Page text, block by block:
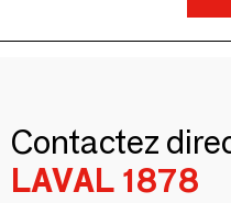
Contactez
LAVAL 1878